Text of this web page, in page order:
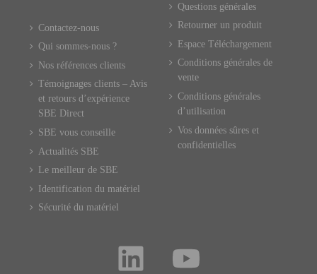
Contactez-nous
Qui sommes-nous ?
Nos références clients
Témoignages clients – Avis
et retours d’expérience
SBE Direct
SBE vous conseille
Actualités SBE
Le meilleur de SBE
Identification du matériel
Sécurité du matériel
Questions générales
Retourner un produit
Espace Téléchargement
Conditions générales de
vente
Conditions générales
d’utilisation
Vos données sûres et
confidentielles